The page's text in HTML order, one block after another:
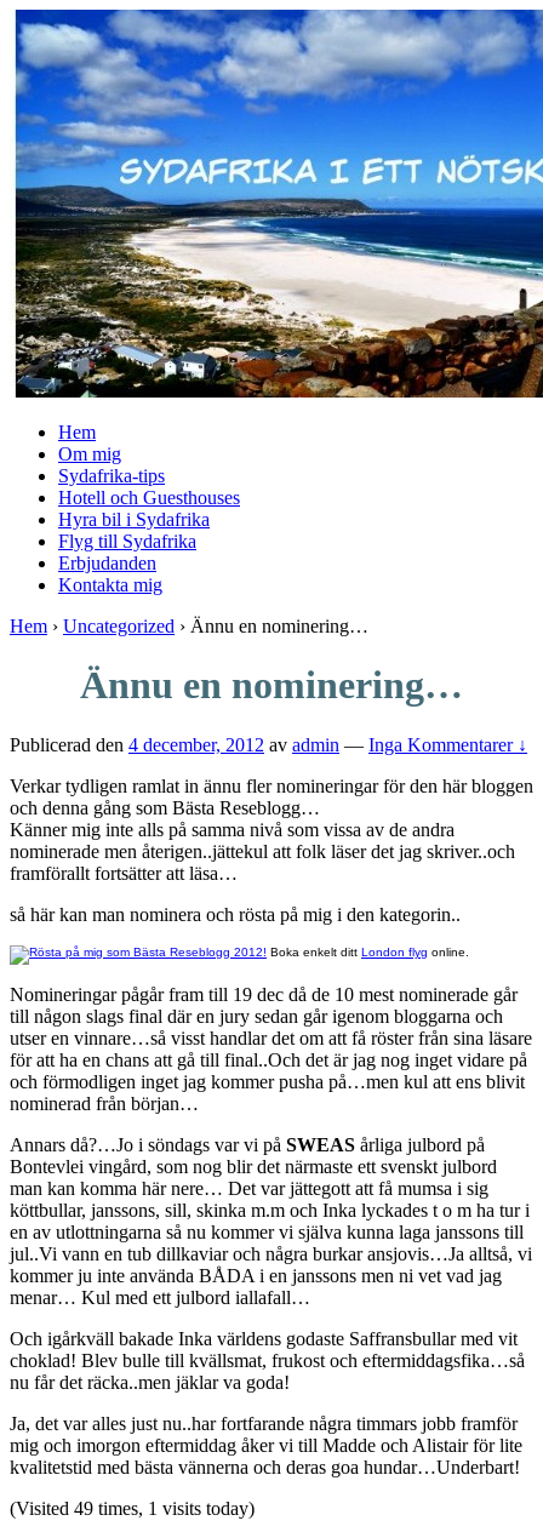
Skip
to
Main
Content
Hem
Om mig
Sydafrika-tips
Hotell och Guesthouses
Hyra bil i Sydafrika
Flyg till Sydafrika
Erbjudanden
Kontakta mig
Hem › Uncategorized › Ännu en nominering…
Ännu en nominering…
Publicerad den 4 december, 2012 av admin — Inga Kommentarer ↓
Verkar tydligen ramlat in ännu fler nomineringar för den här bloggen
och denna gång som Bästa Reseblogg…
Känner mig inte alls på samma nivå som vissa av de andra
nominerade men återigen..jättekul att folk läser det jag skriver..och
framförallt fortsätter att läsa…
så här kan man nominera och rösta på mig i den kategorin..
Boka enkelt ditt London flyg online.
Nomineringar pågår fram till 19 dec då de 10 mest nominerade går
till någon slags final där en jury sedan går igenom bloggarna och
utser en vinnare…så visst handlar det om att få röster från sina läsare
för att ha en chans att gå till final..Och det är jag nog inget vidare på
och förmodligen inget jag kommer pusha på…men kul att ens blivit
nominerad från början…
Annars då?…Jo i söndags var vi på SWEAS årliga julbord på
Bontevlei vingård, som nog blir det närmaste ett svenskt julbord
man kan komma här nere… Det var jättegott att få mumsa i sig
köttbullar, janssons, sill, skinka m.m och Inka lyckades t o m ha tur i
en av utlottningarna så nu kommer vi själva kunna laga janssons till
jul..Vi vann en tub dillkaviar och några burkar ansjovis…Ja alltså, vi
kommer ju inte använda BÅDA i en janssons men ni vet vad jag
menar… Kul med ett julbord iallafall…
Och igårkväll bakade Inka världens godaste Saffransbullar med vit
choklad! Blev bulle till kvällsmat, frukost och eftermiddagsfika…så
nu får det räcka..men jäklar va goda!
Ja, det var alles just nu..har fortfarande några timmars jobb framför
mig och imorgon eftermiddag åker vi till Madde och Alistair för lite
kvalitetstid med bästa vännerna och deras goa hundar…Underbart!
(Visited 49 times, 1 visits today)